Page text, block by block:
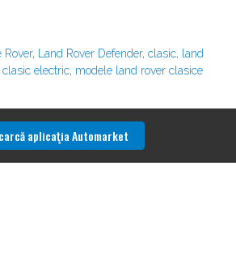
Rover, Land Rover Defender, clasic, land
electric, modele land rover clasice
aplicaţia Automarket